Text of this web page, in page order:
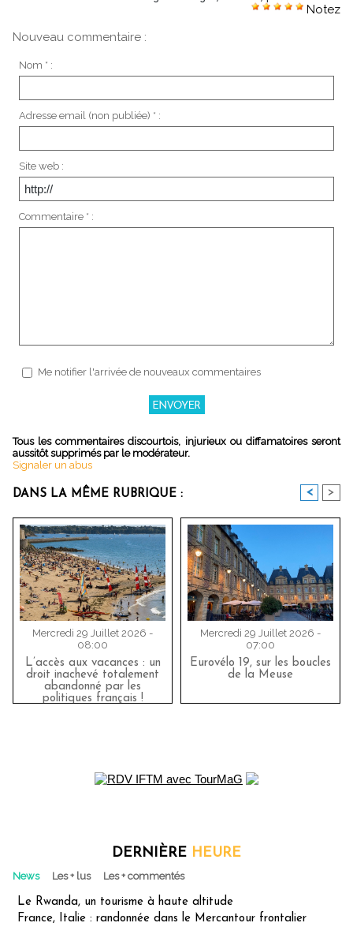
Notez
Nouveau commentaire :
Nom * :
Adresse email (non publiée) * :
Site web :
Commentaire * :
Me notifier l'arrivée de nouveaux commentaires
Tous les commentaires discourtois, injurieux ou diffamatoires seront
aussitôt supprimés par le modérateur.
Signaler un abus
DANS LA MÊME RUBRIQUE : < >
Mercredi 29 Juillet 2026 -
08:00
L’accès aux vacances : un
droit inachevé totalement
abandonné par les
politiques français !
Mercredi 29 Juillet 2026 -
07:00
Eurovélo 19, sur les boucles
de la Meuse
DERNIÈRE HEURE
News Les + lus Les + commentés
Le Rwanda, un tourisme à haute altitude
France, Italie : randonnée dans le Mercantour frontalier